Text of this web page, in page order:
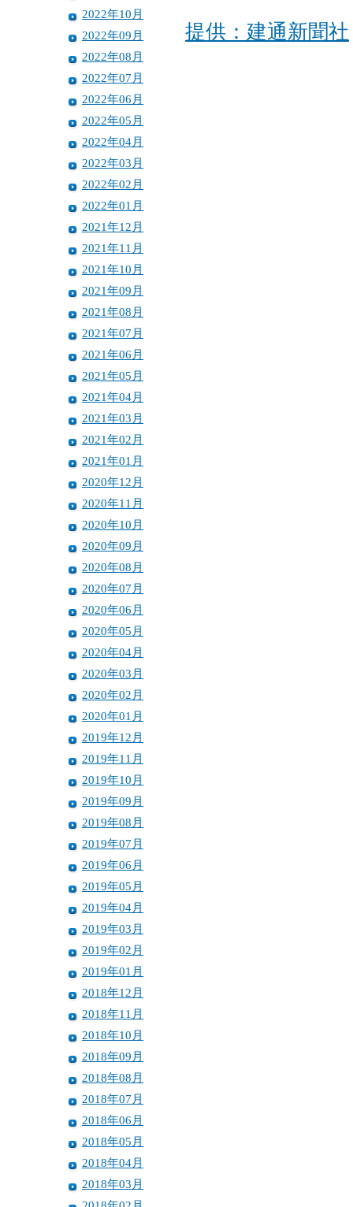
2022年10月
2022年09月
2022年08月
2022年07月
2022年06月
2022年05月
2022年04月
2022年03月
2022年02月
2022年01月
2021年12月
2021年11月
2021年10月
2021年09月
2021年08月
2021年07月
2021年06月
2021年05月
2021年04月
2021年03月
2021年02月
2021年01月
2020年12月
2020年11月
2020年10月
2020年09月
2020年08月
2020年07月
2020年06月
2020年05月
2020年04月
2020年03月
2020年02月
2020年01月
2019年12月
2019年11月
2019年10月
2019年09月
2019年08月
2019年07月
2019年06月
2019年05月
2019年04月
2019年03月
2019年02月
2019年01月
2018年12月
2018年11月
2018年10月
2018年09月
2018年08月
2018年07月
2018年06月
2018年05月
2018年04月
2018年03月
提供：建通新聞社